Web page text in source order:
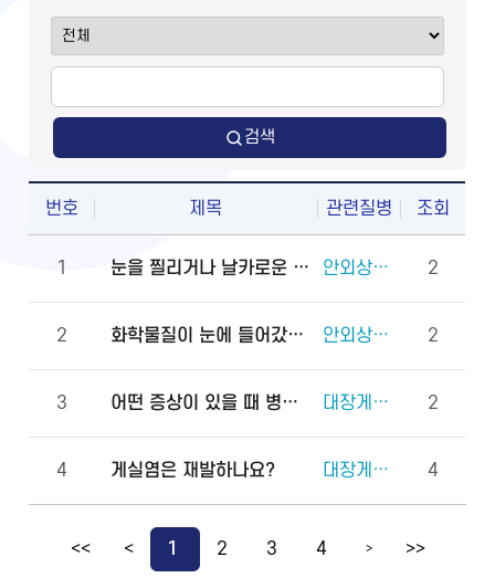
검색
번호 제목 관련질병 조회
1 눈을 찔리거나 날카로운 물체에 다쳤을 때 물로 씻어도 되나요? 안외상(천공 외상) 2
2 화학물질이 눈에 들어갔을 때 안과에 먼저 가야 하나요, 물로 먼저 씻어야 하나요? 안외상(각막화상) 2
3 어떤 증상이 있을 때 병원에 바로 가야 하나요? 대장게실증 2
4 게실염은 재발하나요? 대장게실증 4
<< < 1 2 3 4 > >>